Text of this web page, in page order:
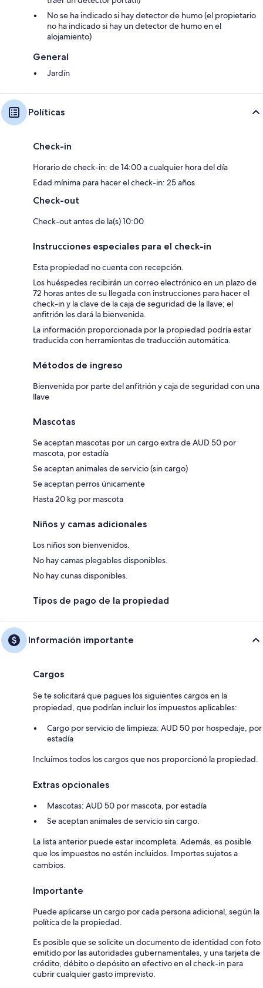
No se ha indicado si hay detector de humo (el propietario
no ha indicado si hay un detector de humo en el
alojamiento)
General
Jardín
Políticas
Check-in
Horario de check-in: de 14:00 a cualquier hora del día
Edad mínima para hacer el check-in: 25 años
Check-out
Check-out antes de la(s) 10:00
Instrucciones especiales para el check-in
Esta propiedad no cuenta con recepción.
Los huéspedes recibirán un correo electrónico en un plazo de
72 horas antes de su llegada con instrucciones para hacer el
check-in y la clave de la caja de seguridad de la llave; el
anfitrión les dará la bienvenida.
La información proporcionada por la propiedad podría estar
traducida con herramientas de traducción automática.
Métodos de ingreso
Bienvenida por parte del anfitrión y caja de seguridad con una
llave
Mascotas
Se aceptan mascotas por un cargo extra de AUD 50 por
mascota, por estadía
Se aceptan animales de servicio (sin cargo)
Se aceptan perros únicamente
Hasta 20 kg por mascota
Niños y camas adicionales
Los niños son bienvenidos.
No hay camas plegables disponibles.
No hay cunas disponibles.
Tipos de pago de la propiedad
Información importante
Cargos
Se te solicitará que pagues los siguientes cargos en la
propiedad, que podrían incluir los impuestos aplicables:
Cargo por servicio de limpieza: AUD 50 por hospedaje, por
estadía
Incluimos todos los cargos que nos proporcionó la propiedad.
Extras opcionales
Mascotas: AUD 50 por mascota, por estadía
Se aceptan animales de servicio sin cargo.
La lista anterior puede estar incompleta. Además, es posible
que los impuestos no estén incluidos. Importes sujetos a
cambios.
Importante
Puede aplicarse un cargo por cada persona adicional, según la
política de la propiedad.
Es posible que se solicite un documento de identidad con foto
emitido por las autoridades gubernamentales, y una tarjeta de
crédito, débito o depósito en efectivo en el check-in para
cubrir cualquier gasto imprevisto.